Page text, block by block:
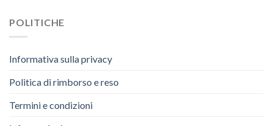
POLITICHE
Informativa sulla privacy
Politica di rimborso e reso
Termini e condizioni